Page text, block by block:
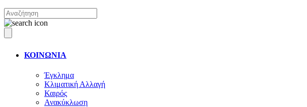
ΚΟΙΝΩΝΙΑ
Έγκλημα
Κλιματική Αλλαγή
Καιρός
Ανακύκλωση